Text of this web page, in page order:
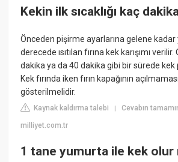
Kekin ilk sıcaklığı kaç
Önceden pişirme ayarlarına gelene kadar
derecede ısıtılan fırına kek karışımı
dakika ya da 40 dakika gibi bir sürede kek
Kek fırında iken fırın kapağının
gösterilmelidir.
Kaynak kaldırma talebi |Cevabın
milliyet.com.tr
1 tane yumurta ile kek olur